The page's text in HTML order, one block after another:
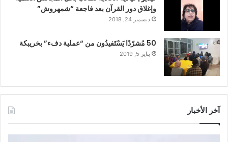
وإغلاق دور القرآن بعد فاجعة “شمهروش”
ديسمبر 24, 2018
50 مُشرّدًا يَسْتَفيدُون من “عملية دفء” بخريبكة
يناير 5, 2019
آخر الأخبار